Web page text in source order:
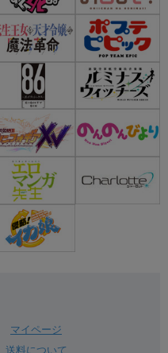
マイページ
送料について